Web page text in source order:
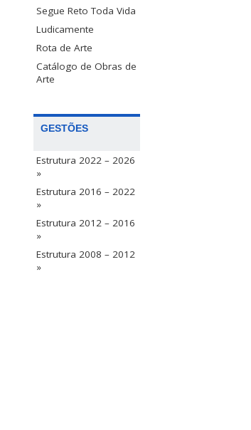
Segue Reto Toda Vida
Ludicamente
Rota de Arte
Catálogo de Obras de
Arte
GESTÕES
Estrutura 2022 – 2026
»
Estrutura 2016 – 2022
»
Estrutura 2012 – 2016
»
Estrutura 2008 – 2012
»